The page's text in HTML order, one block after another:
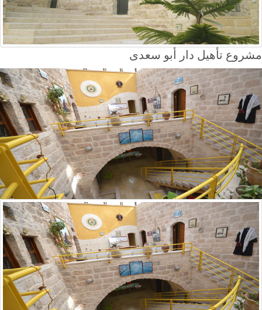
مشروع تأهيل دار أبو سعدى